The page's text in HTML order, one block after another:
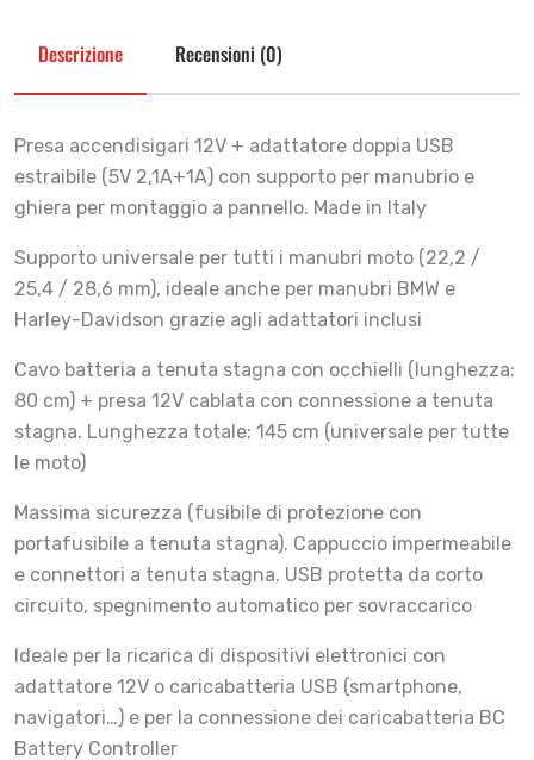
Descrizione Recensioni (0)
Presa accendisigari 12V + adattatore doppia USB
estraibile (5V 2,1A+1A) con supporto per manubrio e
ghiera per montaggio a pannello. Made in Italy
Supporto universale per tutti i manubri moto (22,2 /
25,4 / 28,6 mm), ideale anche per manubri BMW e
Harley-Davidson grazie agli adattatori inclusi
Cavo batteria a tenuta stagna con occhielli (lunghezza:
80 cm) + presa 12V cablata con connessione a tenuta
stagna. Lunghezza totale: 145 cm (universale per tutte
le moto)
Massima sicurezza (fusibile di protezione con
portafusibile a tenuta stagna). Cappuccio impermeabile
e connettori a tenuta stagna. USB protetta da corto
circuito, spegnimento automatico per sovraccarico
Ideale per la ricarica di dispositivi elettronici con
adattatore 12V o caricabatteria USB (smartphone,
navigatori…) e per la connessione dei caricabatteria BC
Battery Controller